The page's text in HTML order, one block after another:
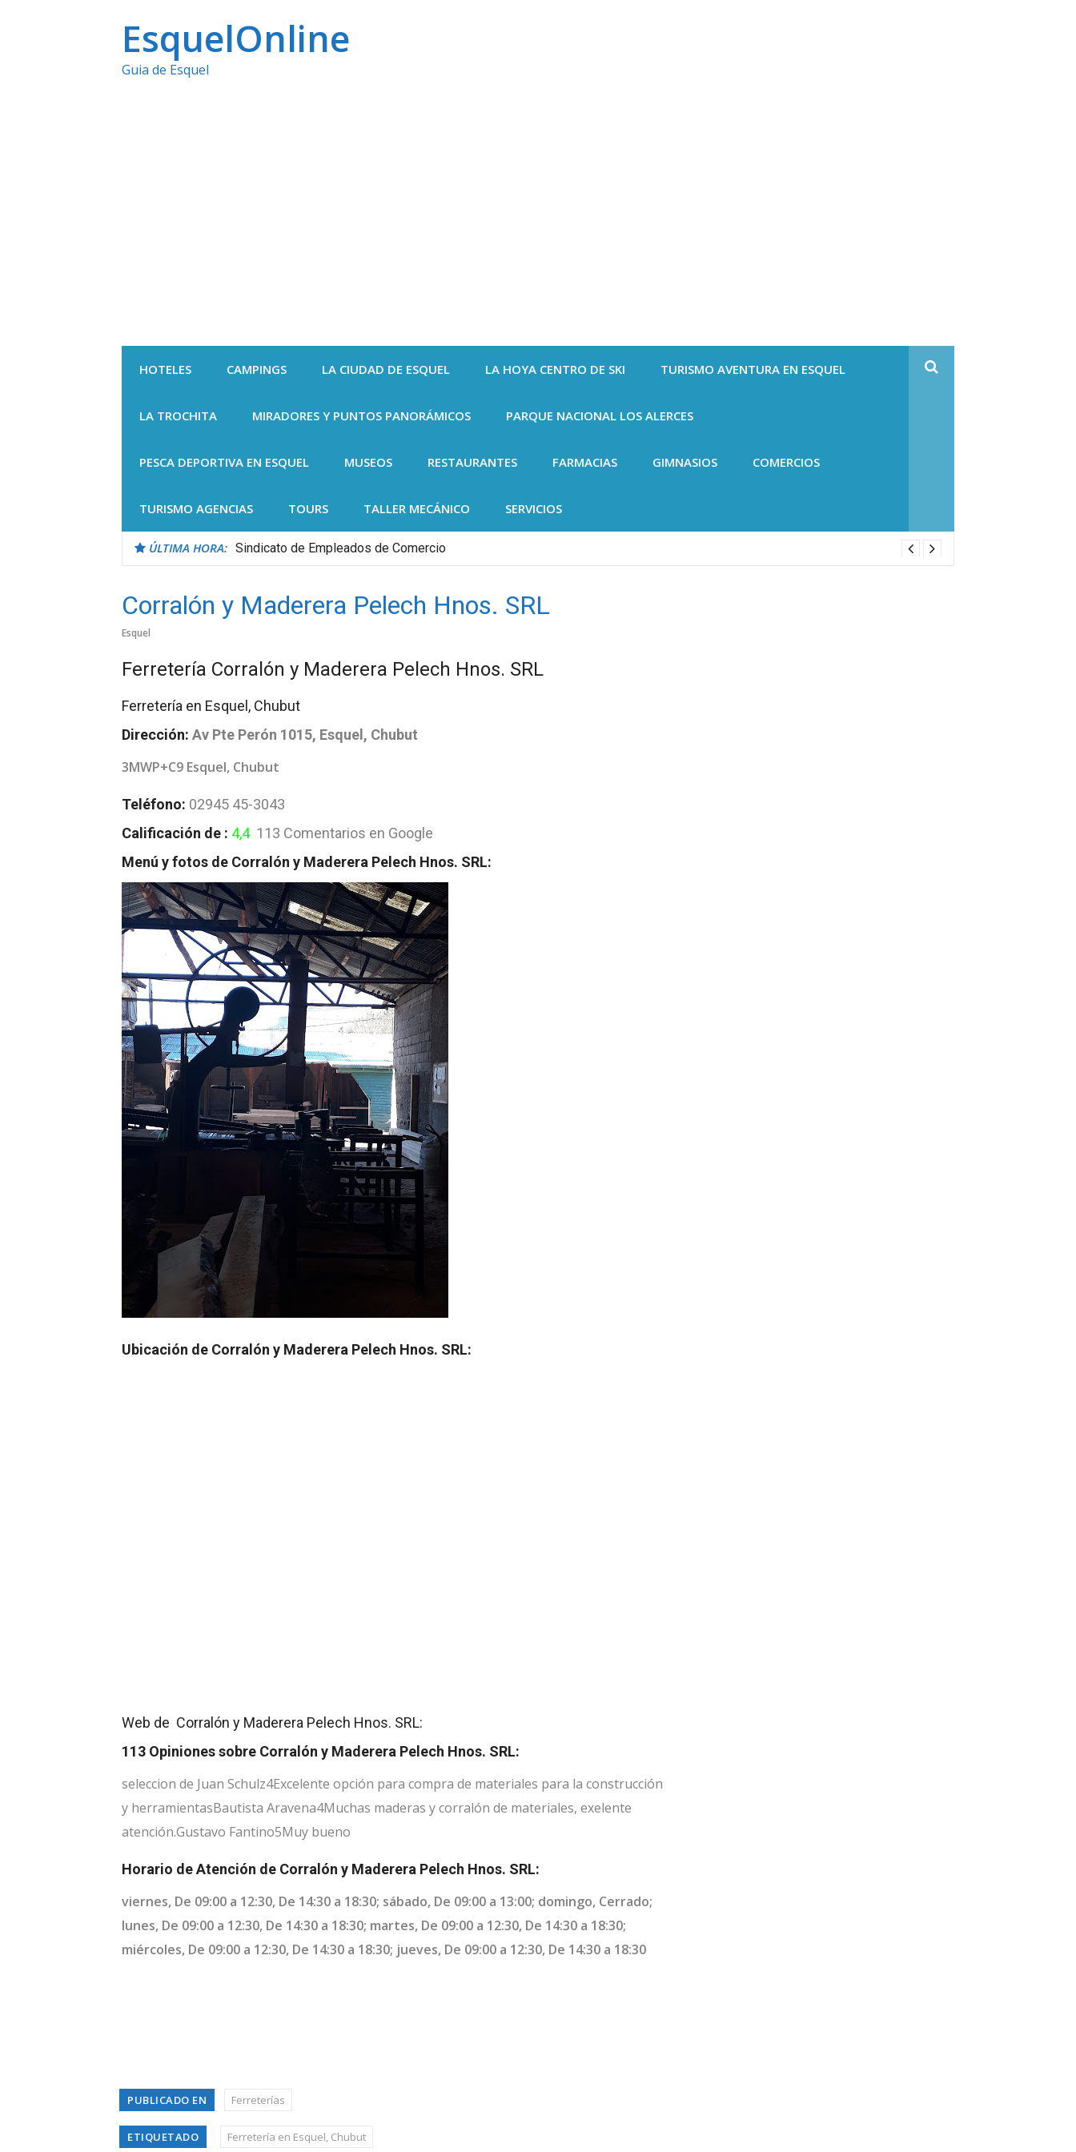
EsquelOnline
Guia de Esquel
HOTELES CAMPINGS LA CIUDAD DE ESQUEL LA HOYA CENTRO DE SKI TURISMO AVENTURA EN ESQUEL
LA TROCHITA MIRADORES Y PUNTOS PANORÁMICOS PARQUE NACIONAL LOS ALERCES
PESCA DEPORTIVA EN ESQUEL MUSEOS RESTAURANTES FARMACIAS GIMNASIOS COMERCIOS
TURISMO AGENCIAS TOURS TALLER MECÁNICO SERVICIOS
ÚLTIMA HORA: Sindicato de Empleados de Comercio
Corralón y Maderera Pelech Hnos. SRL
Esquel
Ferretería Corralón y Maderera Pelech Hnos. SRL
Ferretería en Esquel, Chubut
Dirección: Av Pte Perón 1015, Esquel, Chubut
3MWP+C9 Esquel, Chubut
Teléfono: 02945 45-3043
Calificación de : 4,4 113 Comentarios en Google
Menú y fotos de Corralón y Maderera Pelech Hnos. SRL:
Ubicación de Corralón y Maderera Pelech Hnos. SRL:
Web de Corralón y Maderera Pelech Hnos. SRL:
113 Opiniones sobre Corralón y Maderera Pelech Hnos. SRL:
seleccion de Juan Schulz4Excelente opción para compra de materiales para la construcción
y herramientasBautista Aravena4Muchas maderas y corralón de materiales, exelente
atención.Gustavo Fantino5Muy bueno
Horario de Atención de Corralón y Maderera Pelech Hnos. SRL:
viernes, De 09:00 a 12:30, De 14:30 a 18:30; sábado, De 09:00 a 13:00; domingo, Cerrado;
lunes, De 09:00 a 12:30, De 14:30 a 18:30; martes, De 09:00 a 12:30, De 14:30 a 18:30;
miércoles, De 09:00 a 12:30, De 14:30 a 18:30; jueves, De 09:00 a 12:30, De 14:30 a 18:30
PUBLICADO EN Ferreterías
ETIQUETADO Ferretería en Esquel, Chubut